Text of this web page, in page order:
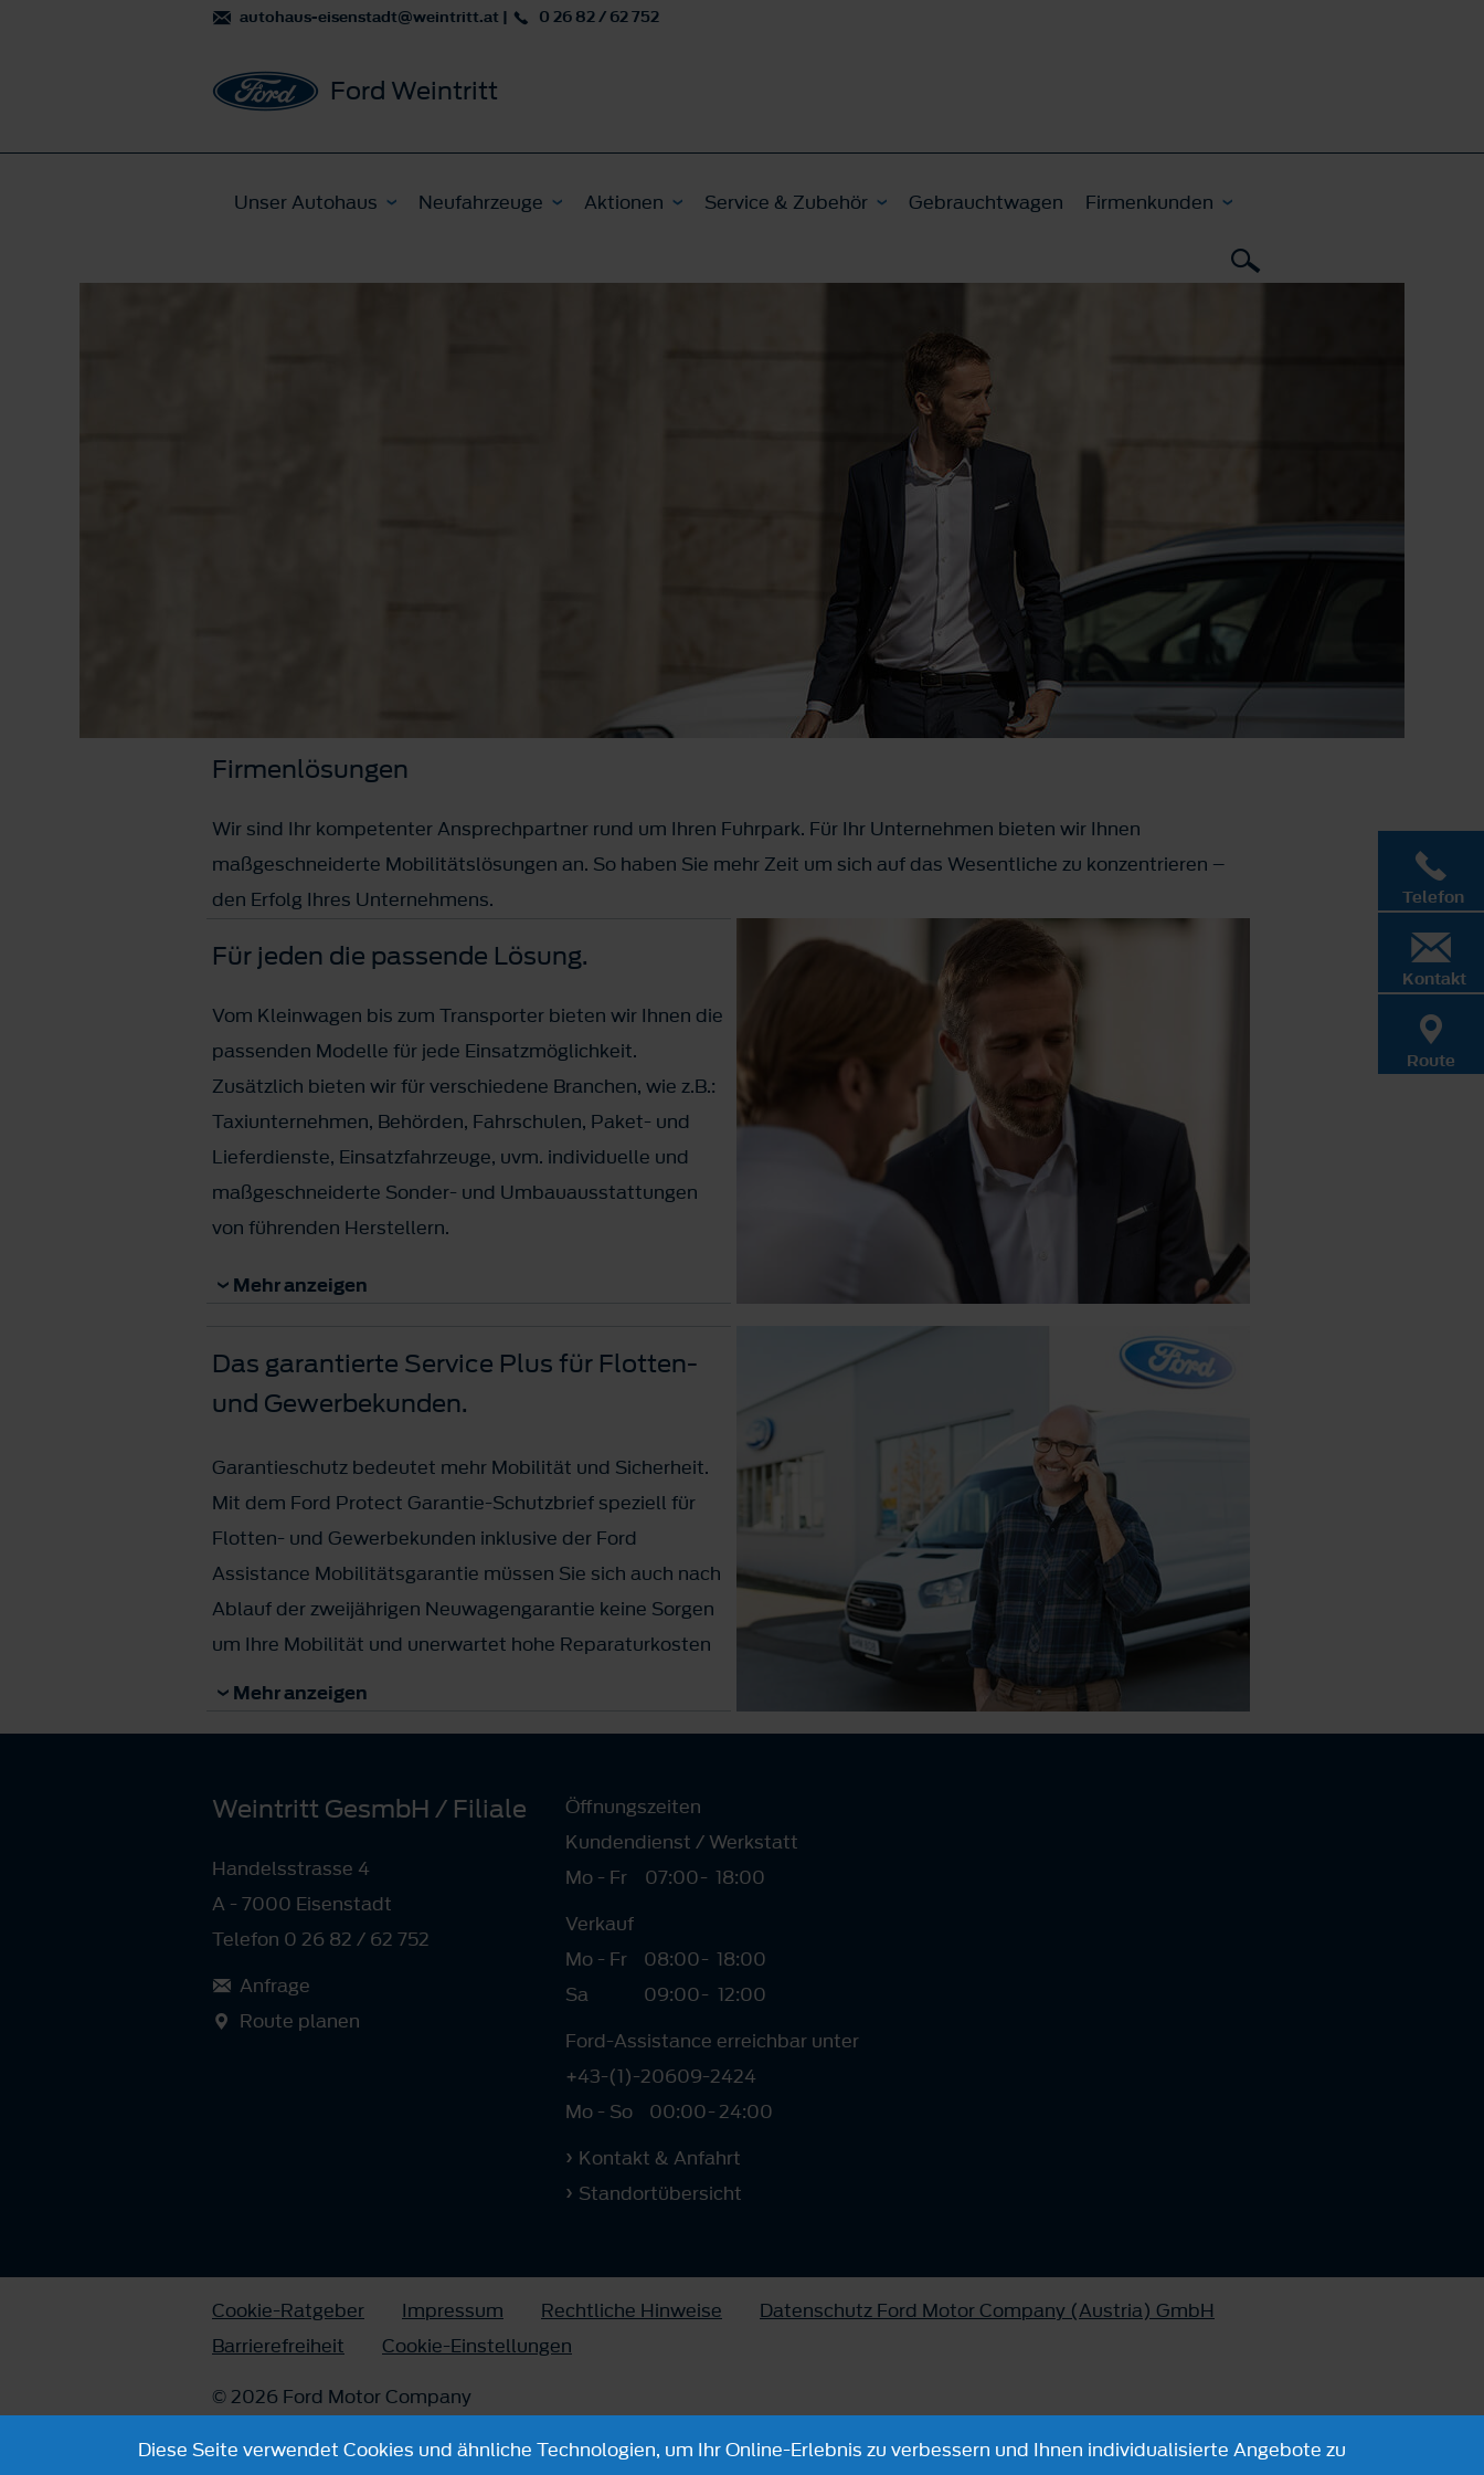
autohaus-eisenstadt@weintritt.at | 0 26 82 / 62 752
Ford Weintritt
Unser Autohaus Neufahrzeuge Aktionen Service & Zubehör Gebrauchtwagen Firmenkunden
Firmenlösungen
Wir sind Ihr kompetenter Ansprechpartner rund um Ihren Fuhrpark. Für Ihr Unternehmen bieten wir Ihnen
maßgeschneiderte Mobilitätslösungen an. So haben Sie mehr Zeit um sich auf das Wesentliche zu konzentrieren –
den Erfolg Ihres Unternehmens.
Für jeden die passende Lösung.
Vom Kleinwagen bis zum Transporter bieten wir Ihnen die
passenden Modelle für jede Einsatzmöglichkeit.
Zusätzlich bieten wir für verschiedene Branchen, wie z.B.:
Taxiunternehmen, Behörden, Fahrschulen, Paket- und
Lieferdienste, Einsatzfahrzeuge, uvm. individuelle und
maßgeschneiderte Sonder- und Umbauausstattungen
von führenden Herstellern.
Ihr Fuhrpark umfasst mehr als 50 Fahrzeuge?
zur Fuhrparkabteilung von Ford Österreich her.
Mehr anzeigen
Das garantierte Service Plus für Flotten-
und Gewerbekunden.
Garantieschutz bedeutet mehr Mobilität und Sicherheit.
Mit dem Ford Protect Garantie-Schutzbrief speziell für
Flotten- und Gewerbekunden inklusive der Ford
Assistance Mobilitätsgarantie müssen Sie sich auch nach
Ablauf der zweijährigen Neuwagengarantie keine Sorgen
um Ihre Mobilität und unerwartet hohe Reparaturkosten
machen. Sprechen Sie uns an, wir beraten Sie gerne zu
Kontaktanfrage
Mehr anzeigen
Telefon
Kontakt
Route
Weintritt GesmbH / Filiale
Handelsstrasse 4
A - 7000 Eisenstadt
Telefon 0 26 82 / 62 752
Anfrage
Route planen
Öffnungszeiten
Kundendienst / Werkstatt
Mo - Fr
07:00- 18:00
Verkauf
Mo - Fr
08:00- 18:00
Sa
09:00- 12:00
Ford-Assistance erreichbar unter
+43-(1)-20609-2424
Mo - So
00:00-24:00
Kontakt & Anfahrt
Standortübersicht
Cookie-Ratgeber Impressum Rechtliche Hinweise
Datenschutz Ford Motor Company (Austria) GmbH
Barrierefreiheit
Cookie-Einstellungen
© 2026 Ford Motor Company
Diese Seite verwendet Cookies und ähnliche Technologien, um Ihr Online-Erlebnis zu verbessern und Ihnen individualisierte Angebote zu